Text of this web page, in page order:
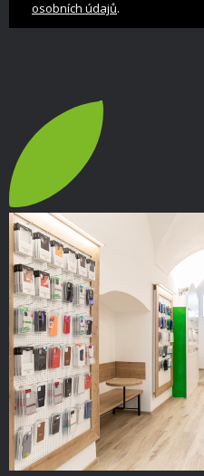
osobních údajů.